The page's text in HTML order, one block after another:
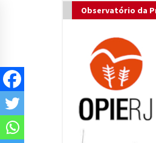
to
Observatório da